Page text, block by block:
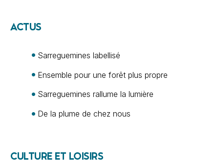
ACTUS
Sarreguemines labellisé
Ensemble pour une forêt plus propre
Sarreguemines rallume la lumière
De la plume de chez nous
CULTURE ET LOISIRS